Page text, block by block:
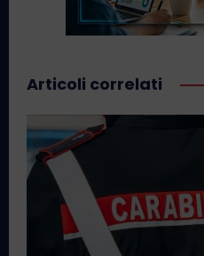
Articoli correlati